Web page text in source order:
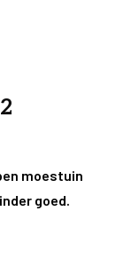
moestuin
goed.